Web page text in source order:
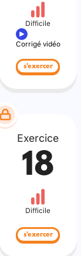
Difficile
Corrigé vidéo
s'exercer
Exercice
18
Difficile
s'exercer